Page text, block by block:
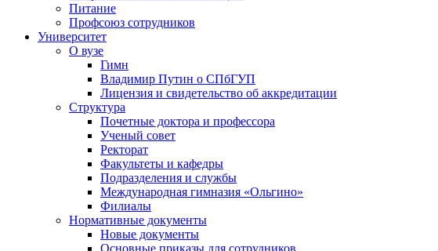
Питание
Профсоюз сотрудников
Университет
О вузе
Гимн
Владимир Путин о СПбГУП
Лицензия и свидетельство об аккредитации
Структура
Почетные доктора и профессора
Ученый совет
Ректорат
Факультеты и кафедры
Подразделения и службы
Международная гимназия «Ольгино»
Филиалы
Нормативные документы
Новые документы
Основные приказы для сотрудников